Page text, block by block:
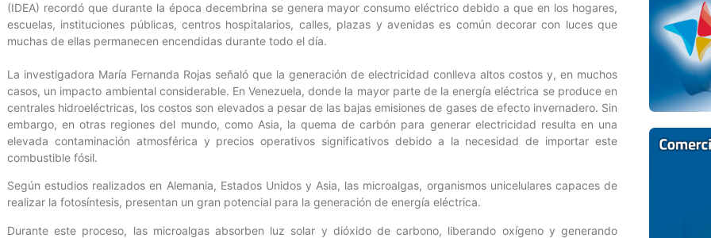
(IDEA) recordó que durante la época decembrina se genera mayor consumo eléctrico debido a que en los hogares,
escuelas, instituciones públicas, centros hospitalarios, calles, plazas y avenidas es común decorar con luces que
muchas de ellas permanecen encendidas durante todo el día.
La investigadora María Fernanda Rojas señaló que la generación de electricidad conlleva altos costos y, en muchos
casos, un impacto ambiental considerable. En Venezuela, donde la mayor parte de la energía eléctrica se produce en
centrales hidroeléctricas, los costos son elevados a pesar de las bajas emisiones de gases de efecto invernadero. Sin
embargo, en otras regiones del mundo, como Asia, la quema de carbón para generar electricidad resulta en una
elevada contaminación atmosférica y precios operativos significativos debido a la necesidad de importar este
combustible fósil.
Según estudios realizados en Alemania, Estados Unidos y Asia, las microalgas, organismos unicelulares capaces de
realizar la fotosíntesis, presentan un gran potencial para la generación de energía eléctrica.
Durante este proceso, las microalgas absorben luz solar y dióxido de carbono, liberando oxígeno y generando